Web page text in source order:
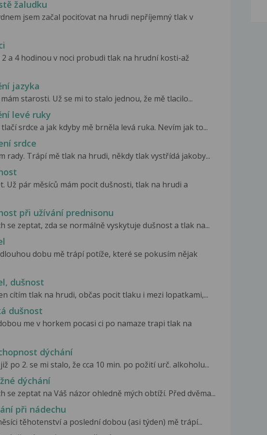
žaludku
jsem začal pociťovat na hrudi nepříjemný tlak v
a 4 hodinou v noci probudi tlak na hrudní kosti-až
jazyka
starosti. Už se mi to stalo jednou, že mě tlacilo...
levé ruky
srdce a jak kdyby mě brněla levá ruka. Nevím jak to...
srdce
rady. Trápí mě tlak na hrudi, někdy tlak vystřídá jakoby...
Už pár měsíců mám pocit dušnosti, tlak na hrudi a
při užívání prednisonu
se zeptat, zda se normálně vyskytuje dušnost a tlak na...
dobu mě trápí potíže, které se pokusím nějak
dušnost
cítím tlak na hrudi, občas pocit tlaku i mezi lopatkami,...
dušnost
me v horkem pocasi ci po namaze trapi tlak na
dýchání
po 2. se mi stalo, že cca 10 min. po požití urč. alkoholu...
dýchání
se zeptat na Váš názor ohledně mých obtíží. Před dvěma...
při nádechu
těhotenství a poslední dobou (asi týden) mě trápí...